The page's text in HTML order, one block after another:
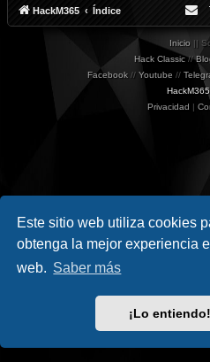
Este sitio web utiliza cookies
obtenga la mejor experiencia
web. Saber más
¡Lo entiendo!
HackM365 Índice
Inicio ||
Hack Classic//
Facebook // Youtube //
Privacidad |